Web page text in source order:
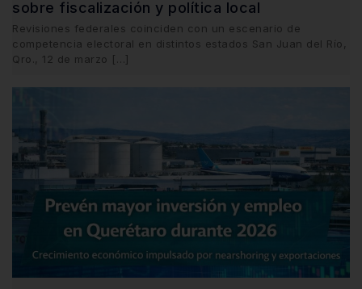
sobre fiscalización y política local
Revisiones federales coinciden con un escenario de
competencia electoral en distintos estados San Juan del Río,
Qro., 12 de marzo […]